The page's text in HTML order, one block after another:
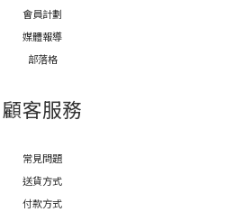
會員計劃
媒體報導
部落格
顧客服務
常見問題
送貨方式
付款方式